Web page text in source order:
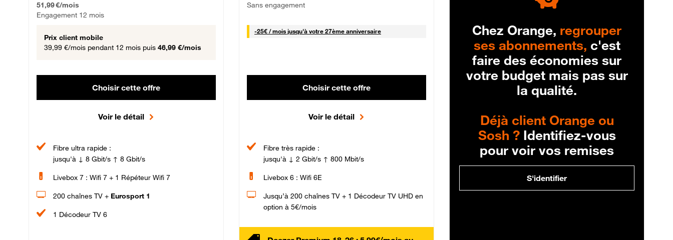
51,99 €/mois
Engagement 12 mois
Prix client mobile
39,99 €/mois pendant 12 mois puis 46,99 €/mois
Choisir cette offre
Voir le détail
Fibre ultra rapide :
jusqu'à ↓ 8 Gbit/s ↑ 8 Gbit/s
Livebox 7 : Wifi 7 + 1 Répéteur Wifi 7
200 chaînes TV + Eurosport 1
1 Décodeur TV 6
Sans engagement
-25€ / mois25 € par mois
jusqu'à votre 27ème anniversaire
Choisir cette offre
Voir le détail
Fibre très rapide :
jusqu'à ↓ 2 Gbit/s ↑ 800 Mbit/s
Livebox 6 : Wifi 6E
Jusqu’à 200 chaînes TV + 1 Décodeur TV UHD en
option à 5€/mois
Chez Orange, regrouper
ses abonnements, c'est
faire des économies sur
votre budget mais pas sur
la qualité.
Déjà client Orange ou
Sosh ?Identifiez-vous
pour voir vos remises
S'identifier